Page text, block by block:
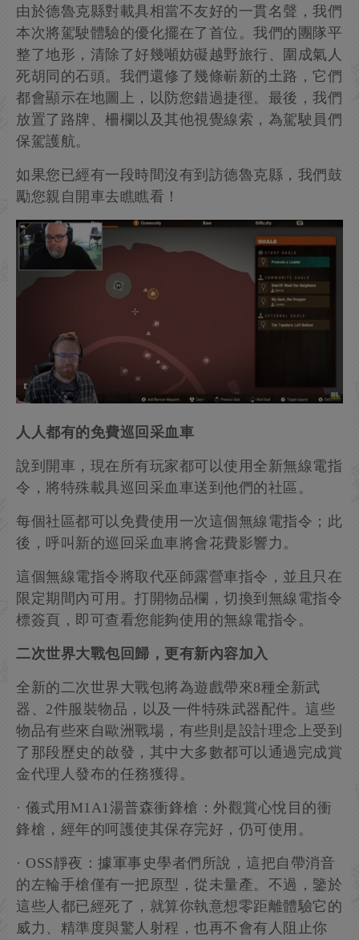
由於德魯克縣對載具相當不友好的一貫名聲，我們
本次將駕駛體驗的優化擺在了首位。我們的團隊平
整了地形，清除了好幾噸妨礙越野旅行、圍成氣人
死胡同的石頭。我們還修了幾條嶄新的土路，它們
都會顯示在地圖上，以防您錯過捷徑。最後，我們
放置了路牌、柵欄以及其他視覺線索，為駕駛員們
保駕護航。
如果您已經有一段時間沒有到訪德魯克縣，我們鼓
勵您親自開車去瞧瞧看！
人人都有的免費巡回采血車
說到開車，現在所有玩家都可以使用全新無線電指
令，將特殊載具巡回采血車送到他們的社區。
每個社區都可以免費使用一次這個無線電指令；此
後，呼叫新的巡回采血車將會花費影響力。
這個無線電指令將取代巫師露營車指令，並且只在
限定期間內可用。打開物品欄，切換到無線電指令
標簽頁，即可查看您能夠使用的無線電指令。
二次世界大戰包回歸，更有新內容加入
全新的二次世界大戰包將為遊戲帶來8種全新武
器、2件服裝物品，以及一件特殊武器配件。這些
物品有些來自歐洲戰場，有些則是設計理念上受到
了那段歷史的啟發，其中大多數都可以通過完成賞
金代理人發布的任務獲得。
· 儀式用M1A1湯普森衝鋒槍：外觀賞心悅目的衝
鋒槍，經年的呵護使其保存完好，仍可使用。
· OSS靜夜：據軍事史學者們所說，這把自帶消音
的左輪手槍僅有一把原型，從未量產。不過，鑒於
這些人都已經死了，就算你執意想零距離體驗它的
威力、精準度與驚人射程，也再不會有人阻止你